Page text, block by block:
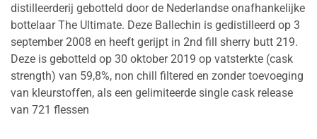
distilleerderij gebotteld door de Nederlandse onafhankelijke
bottelaar The Ultimate. Deze Ballechin is gedistilleerd op 3
september 2008 en heeft gerijpt in 2nd fill sherry butt 219.
Deze is gebotteld op 30 oktober 2019 op vatsterkte (cask
strength) van 59,8%, non chill filtered en zonder toevoeging
van kleurstoffen, als een gelimiteerde single cask release
van 721 flessen